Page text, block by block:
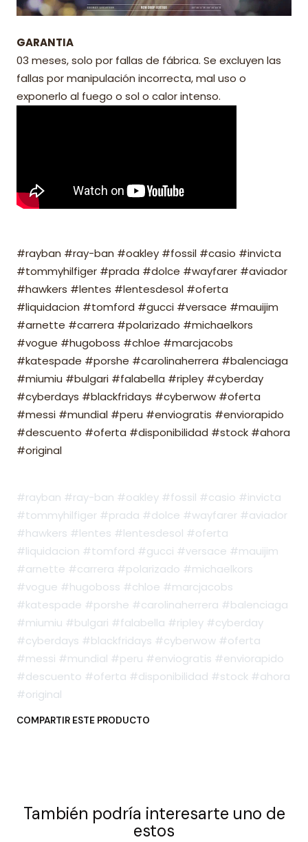
GARANTIA
03 meses, solo por fallas de fábrica. Se excluyen las
fallas por manipulación incorrecta, mal uso o
exponerlo al fuego o sol o calor intenso.
#rayban #ray-ban #oakley #fossil #casio #invicta
#tommyhilfiger #prada #dolce #wayfarer #aviador
#hawkers #lentes #lentesdesol #oferta
#liquidacion #tomford #gucci #versace #mauijim
#arnette #carrera #polarizado #michaelkors
#vogue #hugoboss #chloe #marcjacobs
#katespade #porshe #carolinaherrera #balenciaga
#miumiu #bulgari #falabella #ripley #cyberday
#cyberdays #blackfridays #cyberwow #oferta
#messi #mundial #peru #enviogratis #enviorapido
#descuento #oferta #disponibilidad #stock #ahora
#original
#rayban #ray-ban #oakley #fossil #casio #invicta
#tommyhilfiger #prada #dolce #wayfarer #aviador
#hawkers #lentes #lentesdesol #oferta
#liquidacion #tomford #gucci #versace #mauijim
#arnette #carrera #polarizado #michaelkors
#vogue #hugoboss #chloe #marcjacobs
#katespade #porshe #carolinaherrera #balenciaga
#miumiu #bulgari #falabella #ripley #cyberday
#cyberdays #blackfridays #cyberwow #oferta
#messi #mundial #peru #enviogratis #enviorapido
#descuento #oferta #disponibilidad #stock #ahora
#original
COMPARTIR ESTE PRODUCTO
También podría interesarte uno de
estos